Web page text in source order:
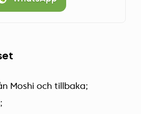
Moshi och tillbaka;